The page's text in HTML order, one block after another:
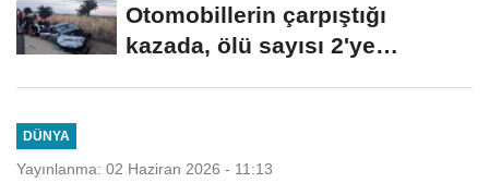
Otomobillerin çarpıştığı
kazada, ölü sayısı 2'ye
DÜNYA
Yayınlanma: 02 Haziran 2026 - 11:13